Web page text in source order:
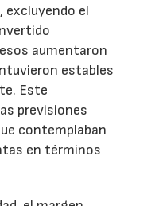
excluyendo el
aumentaron
estables
Este
previsiones
contemplaban
en términos